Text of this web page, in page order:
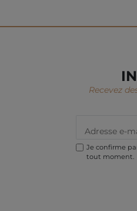
Recevez
Je confirme
tout moment.